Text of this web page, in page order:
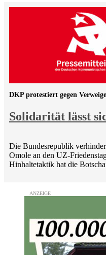
Solidarität lässt
DKP protestiert gegen
Die Bundesrepublik
Omole an den UZ-
Hinhaltetaktik hat die